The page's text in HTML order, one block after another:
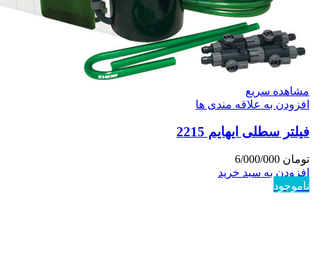
مشاهده سریع
افزودن به علاقه مندی ها
فیلتر سطلی ایهایم 2215
تومان
افزودن به سبد خرید
ناموجود